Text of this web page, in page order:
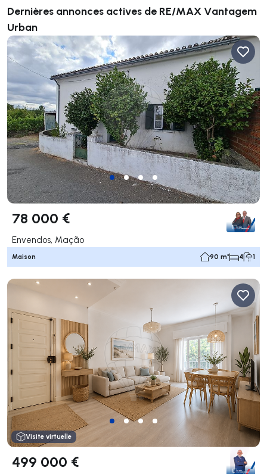
Dernières annonces actives de RE/MAX Vantagem
Urban
78 000 €
Envendos, Mação
Maison 90 m² 4 1
Visite virtuelle
499 000 €